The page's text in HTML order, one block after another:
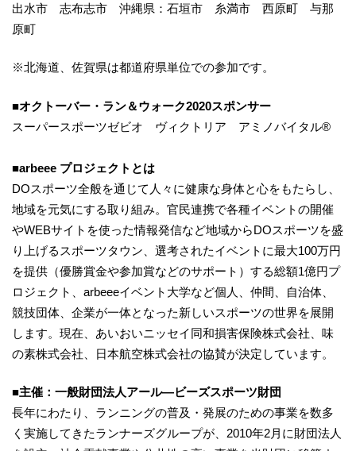
出水市 志布志市 沖縄県：石垣市 糸満市 西原町 与那
原町
※北海道、佐賀県は都道府県単位での参加です。
■オクトーバー・ラン＆ウォーク2020スポンサー
スーパースポーツゼビオ ヴィクトリア アミノバイタル®
■arbeee プロジェクトとは
DOスポーツ全般を通じて人々に健康な身体と心をもたらし、
地域を元気にする取り組み。官民連携で各種イベントの開催
やWEBサイトを使った情報発信など地域からDOスポーツを盛
り上げるスポーツタウン、選考されたイベントに最大100万円
を提供（優勝賞金や参加賞などのサポート）する総額1億円プ
ロジェクト、arbeeeイベント大学など個人、仲間、自治体、
競技団体、企業が一体となった新しいスポーツの世界を展開
します。現在、あいおいニッセイ同和損害保険株式会社、味
の素株式会社、日本航空株式会社の協賛が決定しています。
■主催：一般財団法人アール―ビーズスポーツ財団
長年にわたり、ランニングの普及・発展のための事業を数多
く実施してきたランナーズグループが、2010年2月に財団法人